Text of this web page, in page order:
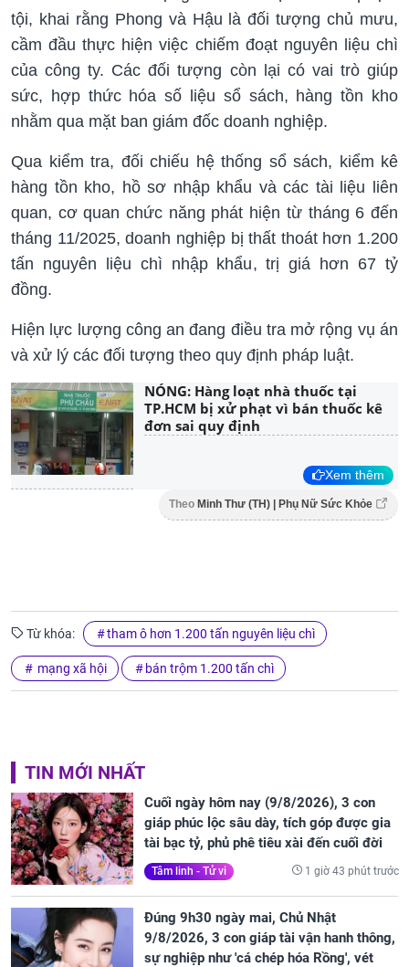
tội, khai rằng Phong và Hậu là đối tượng chủ mưu,
cầm đầu thực hiện việc chiếm đoạt nguyên liệu chì
của công ty. Các đối tượng còn lại có vai trò giúp
sức, hợp thức hóa số liệu sổ sách, hàng tồn kho
nhằm qua mặt ban giám đốc doanh nghiệp.
Qua kiểm tra, đối chiếu hệ thống sổ sách, kiểm kê
hàng tồn kho, hồ sơ nhập khẩu và các tài liệu liên
quan, cơ quan chức năng phát hiện từ tháng 6 đến
tháng 11/2025, doanh nghiệp bị thất thoát hơn 1.200
tấn nguyên liệu chì nhập khẩu, trị giá hơn 67 tỷ
đồng.
Hiện lực lượng công an đang điều tra mở rộng vụ án
và xử lý các đối tượng theo quy định pháp luật.
NÓNG: Hàng loạt nhà thuốc tại
TP.HCM bị xử phạt vì bán thuốc kê
đơn sai quy định
Xem thêm
Theo Minh Thư (TH) | Phụ Nữ Sức Khỏe
Từ khóa: tham ô hơn 1.200 tấn nguyên liệu chì
mạng xã hội bán trộm 1.200 tấn chì
TIN MỚI NHẤT
Cuối ngày hôm nay (9/8/2026), 3 con
giáp phúc lộc sâu dày, tích góp được gia
tài bạc tỷ, phủ phê tiêu xài đến cuối đời
Tâm linh - Tử vi 1 giờ 43 phút trước
Đúng 9h30 ngày mai, Chủ Nhật
9/8/2026, 3 con giáp tài vận hanh thông,
sự nghiệp như 'cá chép hóa Rồng', vét